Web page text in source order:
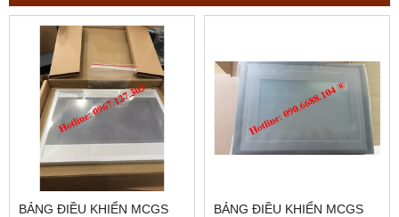
BẢNG ĐIỀU KHIỂN MCGS
BẢNG ĐIỀU KHIỂN MCGS